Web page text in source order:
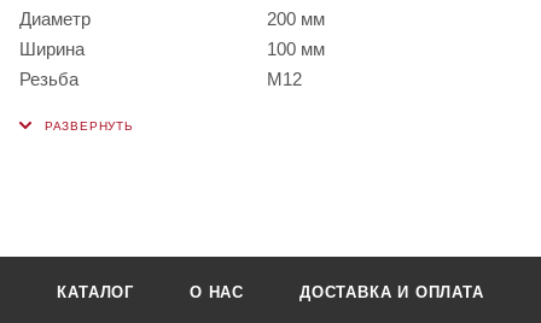
Диаметр
200 мм
Ширина
100 мм
Резьба
М12
КАТАЛОГ О НАС ДОСТАВКА И ОПЛАТА